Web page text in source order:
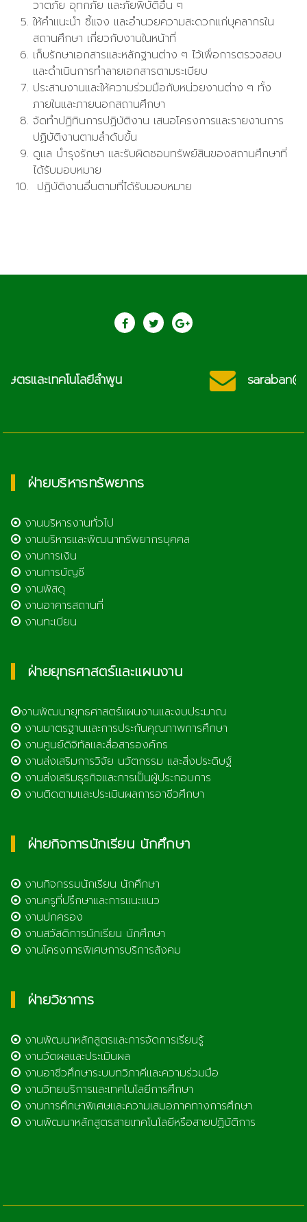
วาตภัย อุทกภัย และภัยพิบัติอื่น ๆ
ให้คำแนะนำ ชี้แจง และอำนวยความสะดวกแก่บุคลากรใน
สถานศึกษา เกี่ยวกับงานในหน้าที่
เก็บรักษาเอกสารและหลักฐานต่าง ๆ ไว้เพื่อการตรวจสอบ
และดำเนินการทำลายเอกสารตามระเบียบ
ประสานงานและให้ความร่วมมือกับหน่วยงานต่าง ๆ ทั้ง
ภายในและภายนอกสถานศึกษา
จัดทำปฏิทินการปฏิบัติงาน เสนอโครงการและรายงานการ
ปฏิบัติงานตามลำดับขั้น
ดูแล บำรุงรักษา และรับผิดชอบทรัพย์สินของสถานศึกษาที่
ได้รับมอบหมาย
ปฏิบัติงานอื่นตามที่ได้รับมอบหมาย
saraban@lcat.ac.th
ฝ่ายบริหารทรัพยากร
งานบริหารงานทั่วไป
งานบริหารและพัฒนาทรัพยากรบุคคล
งานการเงิน
งานการบัญชี
งานพัสดุ
งานอาคารสถานที่
งานทะเบียน
ฝ่ายยุทธศาสตร์และแผนงาน
งานพัฒนายุทธศาสตร์แผนงานและงบประมาณ
งานมาตรฐานและการประกันคุณภาพการศึกษา
งานศูนย์ดิจิทัลและสื่อสารองค์กร
งานส่งเสริมการวิจัย นวัตกรรม และสิ่งประดิษฐ์
งานส่งเสริมธุรกิจและการเป็นผู้ประกอบการ
งานติดตามและประเมินผลการอาชีวศึกษา
ฝ่ายกิจการนักเรียน นักศึกษา
งานกิจกรรมนักเรียน นักศึกษา
งานครูที่ปรึกษาและการแนะแนว
งานปกครอง
งานสวัสดิการนักเรียน นักศึกษา
งานโครงการพิเศษการบริการสังคม
ฝ่ายวิชาการ
งานพัฒนาหลักสูตรและการจัดการเรียนรู้
งานวัดผลและประเมินผล
งานอาชีวศึกษาระบบทวิภาคีและความร่วมมือ
งานวิทยบริการและเทคโนโลยีการศึกษา
งานการศึกษาพิเศษและความเสมอภาคทางการศึกษา
งานพัฒนาหลักสูตรสายเทคโนโลยีหรือสายปฏิบัติการ